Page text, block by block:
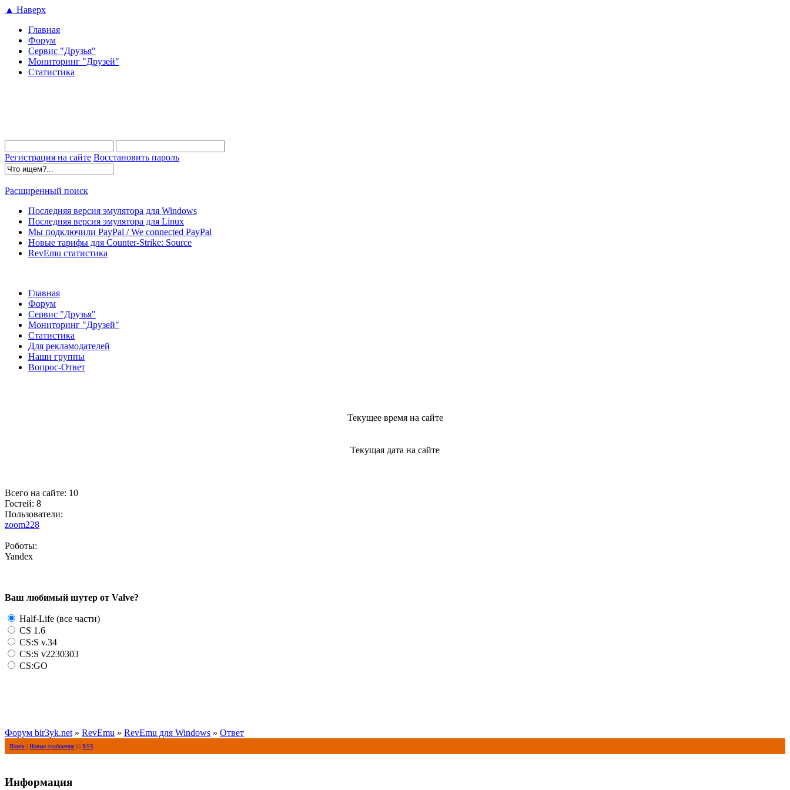
▲ Наверх
Главная
Форум
Сервис "Друзья"
Мониторинг "Друзей"
Статистика
Регистрация на сайте Восстановить пароль
Расширенный поиск
Последняя версия эмулятора для Windows
Последняя версия эмулятора для Linux
Мы подключили PayPal / We connected PayPal
Новые тарифы для Counter-Strike: Source
RevEmu статистика
Главная
Форум
Сервис "Друзья"
Мониторинг "Друзей"
Статистика
Для рекламодателей
Наши группы
Вопрос-Ответ
Текущее время на сайте
Текущая дата на сайте
Всего на сайте: 10
Гостей: 8
Пользователи:
zoom228
Роботы:
Yandex
Ваш любимый шутер от Valve?
Half-Life (все части)
CS 1.6
CS:S v.34
CS:S v2230303
CS:GO
Форум bir3yk.net » RevEmu » RevEmu для Windows » Ответ
Поиск | Новые сообщения | | RSS
Информация